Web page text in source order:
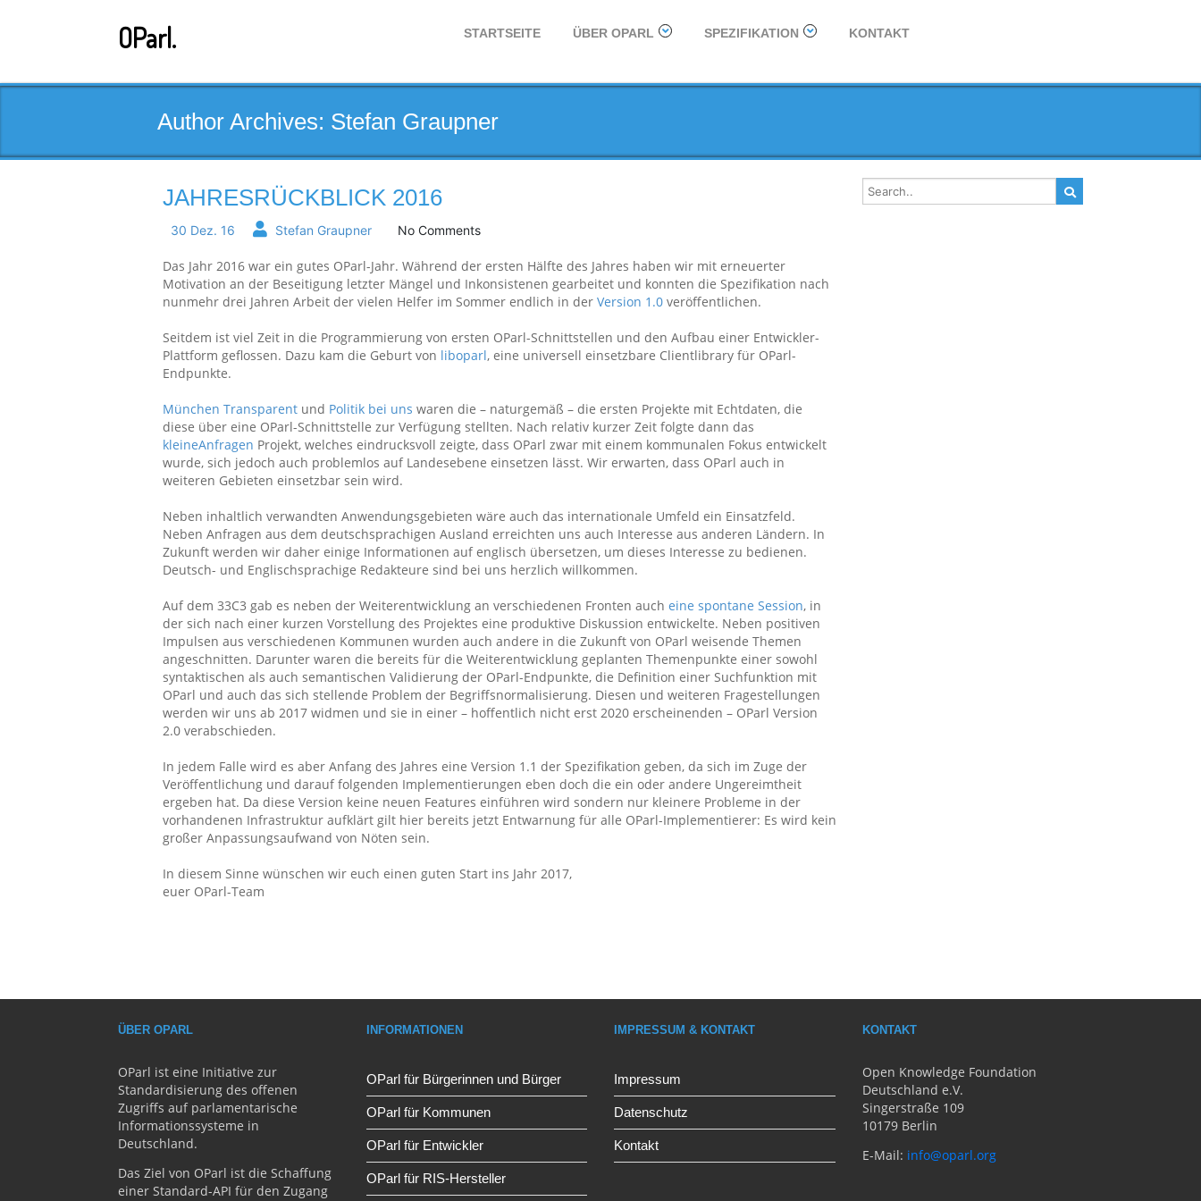
OParl. STARTSEITE ÜBER OPARL SPEZIFIKATION KONTAKT
Author Archives: Stefan Graupner
JAHRESRÜCKBLICK 2016
30 Dez. 16 Stefan Graupner No Comments
Das Jahr 2016 war ein gutes OParl-Jahr. Während der ersten Hälfte des Jahres haben wir mit erneuerter
Motivation an der Beseitigung letzter Mängel und Inkonsistenen gearbeitet und konnten die Spezifikation nach
nunmehr drei Jahren Arbeit der vielen Helfer im Sommer endlich in der Version 1.0 veröffentlichen.
Seitdem ist viel Zeit in die Programmierung von ersten OParl-Schnittstellen und den Aufbau einer Entwickler-
Plattform geflossen. Dazu kam die Geburt von liboparl, eine universell einsetzbare Clientlibrary für OParl-
Endpunkte.
München Transparent und Politik bei uns waren die – naturgemäß – die ersten Projekte mit Echtdaten, die
diese über eine OParl-Schnittstelle zur Verfügung stellten. Nach relativ kurzer Zeit folgte dann das
kleineAnfragen Projekt, welches eindrucksvoll zeigte, dass OParl zwar mit einem kommunalen Fokus entwickelt
wurde, sich jedoch auch problemlos auf Landesebene einsetzen lässt. Wir erwarten, dass OParl auch in
weiteren Gebieten einsetzbar sein wird.
Neben inhaltlich verwandten Anwendungsgebieten wäre auch das internationale Umfeld ein Einsatzfeld.
Neben Anfragen aus dem deutschsprachigen Ausland erreichten uns auch Interesse aus anderen Ländern. In
Zukunft werden wir daher einige Informationen auf englisch übersetzen, um dieses Interesse zu bedienen.
Deutsch- und Englischsprachige Redakteure sind bei uns herzlich willkommen.
Auf dem 33C3 gab es neben der Weiterentwicklung an verschiedenen Fronten auch eine spontane Session, in
der sich nach einer kurzen Vorstellung des Projektes eine produktive Diskussion entwickelte. Neben positiven
Impulsen aus verschiedenen Kommunen wurden auch andere in die Zukunft von OParl weisende Themen
angeschnitten. Darunter waren die bereits für die Weiterentwicklung geplanten Themenpunkte einer sowohl
syntaktischen als auch semantischen Validierung der OParl-Endpunkte, die Definition einer Suchfunktion mit
OParl und auch das sich stellende Problem der Begriffsnormalisierung. Diesen und weiteren Fragestellungen
werden wir uns ab 2017 widmen und sie in einer – hoffentlich nicht erst 2020 erscheinenden – OParl Version
2.0 verabschieden.
In jedem Falle wird es aber Anfang des Jahres eine Version 1.1 der Spezifikation geben, da sich im Zuge der
Veröffentlichung und darauf folgenden Implementierungen eben doch die ein oder andere Ungereimtheit
ergeben hat. Da diese Version keine neuen Features einführen wird sondern nur kleinere Probleme in der
vorhandenen Infrastruktur aufklärt gilt hier bereits jetzt Entwarnung für alle OParl-Implementierer: Es wird kein
großer Anpassungsaufwand von Nöten sein.
In diesem Sinne wünschen wir euch einen guten Start ins Jahr 2017,
euer OParl-Team
ÜBER OPARL
OParl ist eine Initiative zur
Standardisierung des offenen
Zugriffs auf parlamentarische
Informationssysteme in
Deutschland.
Das Ziel von OParl ist die Schaffung
einer Standard-API für den Zugang
INFORMATIONEN
OParl für Bürgerinnen und Bürger
OParl für Kommunen
OParl für Entwickler
OParl für RIS-Hersteller
IMPRESSUM & KONTAKT
Impressum
Datenschutz
Kontakt
KONTAKT
Open Knowledge Foundation
Deutschland e.V.
Singerstraße 109
10179 Berlin
E-Mail: info@oparl.org